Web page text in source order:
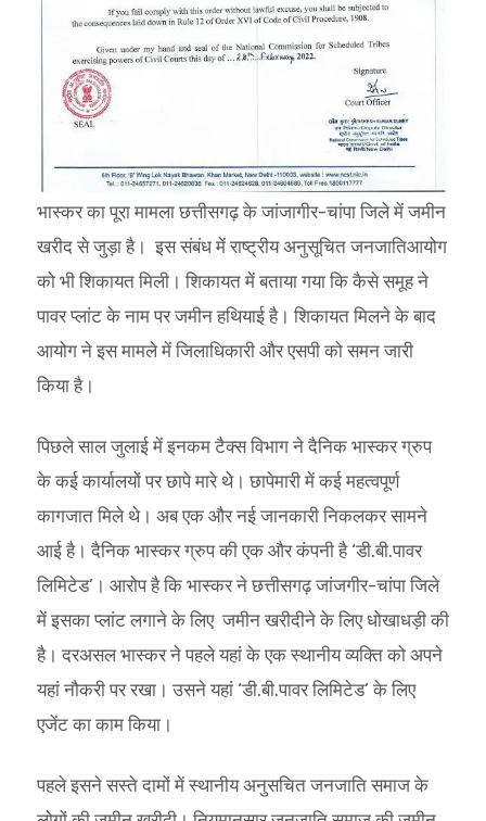
भास्कर का पूरा मामला छत्तीसगढ़ के जांजागीर-चांपा जिले में जमीन
खरीद से जुड़ा है। इस संबंध में राष्ट्रीय अनुसूचित जनजातिआयोग
को भी शिकायत मिली। शिकायत में बताया गया कि कैसे समूह ने
पावर प्लांट के नाम पर जमीन हथियाई है। शिकायत मिलने के बाद
आयोग ने इस मामले में जिलाधिकारी और एसपी को समन जारी
किया है।
पिछले साल जुलाई में इनकम टैक्स विभाग ने दैनिक भास्कर ग्रुप
के कई कार्यालयों पर छापे मारे थे। छापेमारी में कई महत्वपूर्ण
कागजात मिले थे। अब एक और नई जानकारी निकलकर सामने
आई है। दैनिक भास्कर ग्रुप की एक और कंपनी है ‘डी.बी.पावर
लिमिटेड’। आरोप है कि भास्कर ने छत्तीसगढ़ जांजगीर-चांपा जिले
में इसका प्लांट लगाने के लिए जमीन खरीदीने के लिए धोखाधड़ी की
है। दरअसल भास्कर ने पहले यहां के एक स्थानीय व्यक्ति को अपने
यहां नौकरी पर रखा। उसने यहां ‘डी.बी.पावर लिमिटेड’ के लिए
एजेंट का काम किया।
पहले इसने सस्ते दामों में स्थानीय अनुसचित जनजाति समाज के